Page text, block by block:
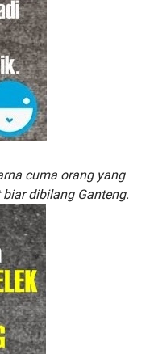
cuma orang yang
dibilang Ganteng.